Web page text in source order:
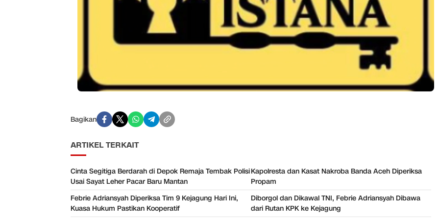
Bagikan
ARTIKEL TERKAIT
Cinta Segitiga Berdarah di Depok Remaja Tembak Polisi
Usai Sayat Leher Pacar Baru Mantan
Kapolresta dan Kasat Nakroba Banda Aceh Diperiksa
Propam
Febrie Adriansyah Diperiksa Tim 9 Kejagung Hari Ini,
Kuasa Hukum Pastikan Kooperatif
Diborgol dan Dikawal TNI, Febrie Adriansyah Dibawa
dari Rutan KPK ke Kejagung